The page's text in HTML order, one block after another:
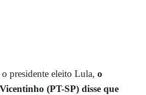
presidente eleito Lula, o
(PT-SP) disse que